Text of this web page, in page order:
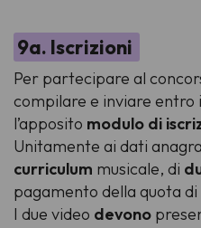
9a. Iscrizioni
Per partecipare al
compilare e inviare entro
l’apposito modulo di
Unitamente ai dati
curriculum musicale, di
pagamento della quota
I due video devono